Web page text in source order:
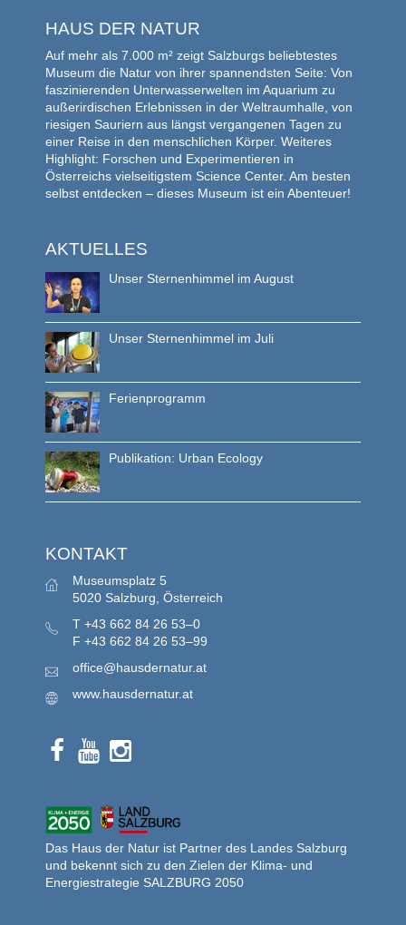
HAUS DER NATUR
Auf mehr als 7.000 m² zeigt Salzburgs beliebtestes
Museum die Natur von ihrer spannendsten Seite: Von
faszinierenden Unterwasserwelten im Aquarium zu
außerirdischen Erlebnissen in der Weltraumhalle, von
riesigen Sauriern aus längst vergangenen Tagen zu
einer Reise in den menschlichen Körper. Weiteres
Highlight: Forschen und Experimentieren in
Österreichs vielseitigstem Science Center. Am besten
selbst entdecken – dieses Museum ist ein Abenteuer!
AKTUELLES
Unser Sternenhimmel im August
Unser Sternenhimmel im Juli
Ferienprogramm
Publikation: Urban Ecology
KONTAKT
Museumsplatz 5
5020 Salzburg, Österreich
T +43 662 84 26 53–0
F +43 662 84 26 53–99
office@hausdernatur.at
www.hausdernatur.at
Das Haus der Natur ist Partner des Landes Salzburg
und bekennt sich zu den Zielen der Klima- und
Energiestrategie SALZBURG 2050